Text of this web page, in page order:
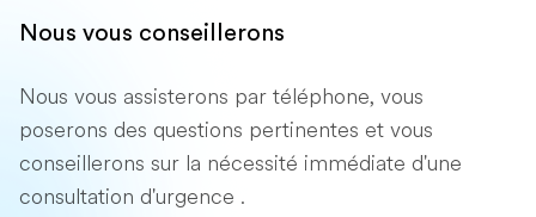
Nous vous conseillerons
Nous vous assisterons par téléphone, vous
poserons des questions pertinentes et vous
conseillerons sur la nécessité immédiate d'une
consultation d'urgence .